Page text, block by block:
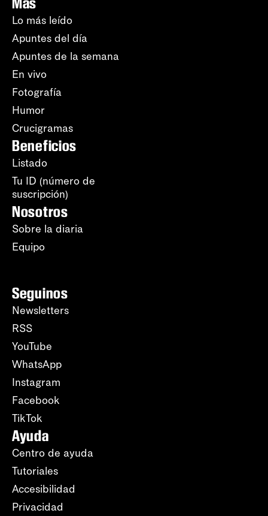
Lo más leído
Apuntes del día
Apuntes de la semana
En vivo
Fotografía
Humor
Crucigramas
Beneficios
Listado
Tu ID (número de
suscripción)
Nosotros
Sobre la diaria
Equipo
Seguinos
Newsletters
RSS
YouTube
WhatsApp
Instagram
Facebook
TikTok
Ayuda
Centro de ayuda
Tutoriales
Accesibilidad
Privacidad